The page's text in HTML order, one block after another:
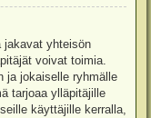
jakavat yhteisön
voivat toimia.
ja jokaiselle ryhmälle
tarjoaa ylläpitäjille
käyttäjille kerralla,